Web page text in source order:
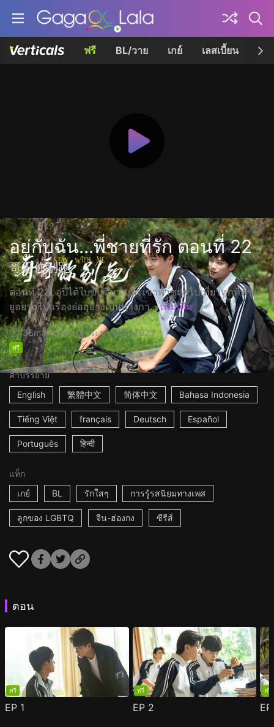
ฟรี BL/วาย เกย์ เลสเบี้ยน เค
อยู่กับฉัน...พี่ชายที่รัก ตอนที่ 22
哥哥你别跑
ตอนที่ 22: อู่ปี๋ได้ใบขับขี่มา และเขาพาซูหยูไปเที่ยวทุกที่ที่ซูห
ยูอยากไป เรื่องย่ออย่างเป็นทางกา... เพิ่มเติม
36mสาธารณรัฐประชาชนจีน2023
ฟรี
คำบรรยาย
English
繁體中文 简体中文 Bahasa Indonesia
Tiếng Việt français Deutsch Español
Português हिन्दी
แท็ก
เกย์
BL รักใสๆ การรู้รสนิยมทางเพศ
ลูกของ LGBTQ จีน-ฮ่องกง ซีรีส์
ตอน
ฟรี
EP 1
ฟรี
EP 2
ฟรี